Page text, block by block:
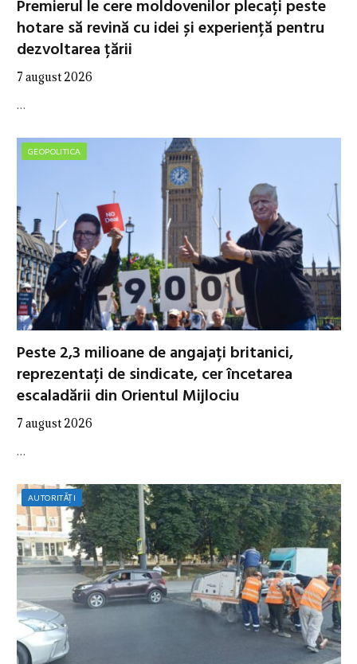
Premierul le cere moldovenilor plecați peste
hotare să revină cu idei și experiență pentru
dezvoltarea țării
7 august 2026
…
GEOPOLITICA
Peste 2,3 milioane de angajați britanici,
reprezentați de sindicate, cer încetarea
escaladării din Orientul Mijlociu
7 august 2026
…
AUTORITĂȚI